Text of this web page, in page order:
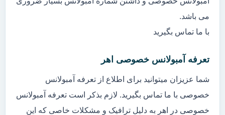
می باشد.
با ما تماس بگیرید
تعرفه آمبولانس خصوصی اهر
شما عزیزان میتوانید برای اطلاع از تعرفه آمبولانس
خصوصی با ما تماس بگیرید. لازم بذکر است تعرفه آمبولانس
خصوصی در اهر به دلیل ترافیک و مشکلات خاصی که این